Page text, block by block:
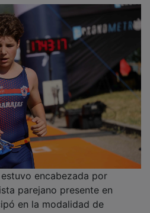
así en Pareja. El Azud es
el deporte y cada año
Dani Molina atrae a más
Es una cita de la que todos
muy orgullosos”, afirmó.